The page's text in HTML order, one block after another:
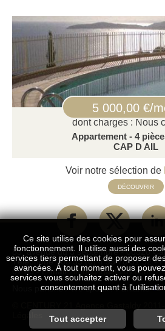
5 000,00 €/
dont charges : Nous
Appartement - 4
CAP D AIL
Voir notre sélection de
DÉCOUVRIR
83, avenue du 3 septembre - 06320
Téléphone : 00 33 (0) 4 93 78 51 52 -
07 83 - E-mail :info[@]gastaldy.com
Nous parlons / We speak / Parliamo
Légales
Ce site utilise des cookies pour
fonctionnement. Il utilise aussi des
services tiers permettant de proposer
avancées. À tout moment, vous
services vous souhaitez activer ou
consentement quant à
Personnalisation des
Tout accepter